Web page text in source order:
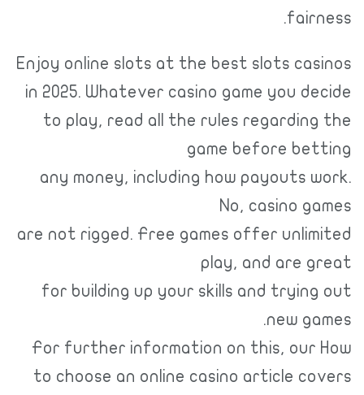
fairness.
Enjoy online slots at the best slots casinos
in 2025. Whatever casino game you decide
to play, read all the rules regarding the
game before betting
any money, including how payouts work.
No, casino games
are not rigged. Free games offer unlimited
play, and are great
for building up your skills and trying out
new games.
For further information on this, our How
to choose an online casino article covers